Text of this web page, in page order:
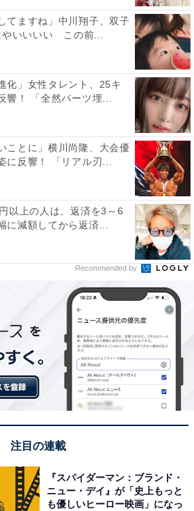
てますね」中川翔子、双子
やいいいい この前...
化」女性タレント、25キ
響！ 「全然パーツ埋...
ことに」横川尚隆、大会優
に反響！ 「リアル刃...
以上の人は、返済を3～6
に減額してから返済...
Recommended by
注目の連載
『スパイダーマン：ブランド・
ニュー・デイ』が「史上もっと
も優しいヒーロー映画」になっ